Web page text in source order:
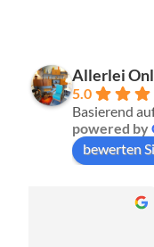
Allerlei
5.0
Basierend
powered by
bewerten
Thomas